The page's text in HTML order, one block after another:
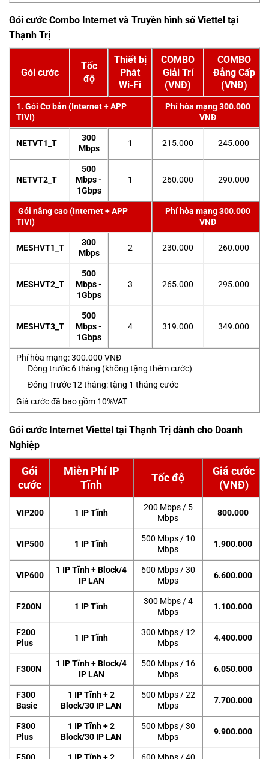
Gói cước Combo Internet và Truyền hình số Viettel tại
Thạnh Trị
Gói cước
Tốc
độ
Thiết bị
Phát
Wi-Fi
COMBO
Giải Trí
(VNĐ)
COMBO
Đẳng Cấp
(VNĐ)
1. Gói Cơ bản (Internet + APP
TIVI)
Phí hòa mạng 300.000
VNĐ
NETVT1_T
300
Mbps
1 215.000 245.000
NETVT2_T
500
Mbps -
1Gbps
1 260.000 290.000
Gói nâng cao (Internet + APP
TIVI)
Phí hòa mạng 300.000
VNĐ
MESHVT1_T
300
Mbps
2 230.000 260.000
MESHVT2_T
500
Mbps -
1Gbps
3 265.000 295.000
MESHVT3_T
500
Mbps -
1Gbps
4 319.000 349.000
Phí hòa mạng: 300.000 VNĐ
Đóng trước 6 tháng (không tặng thêm cước)
Đóng Trước 12 tháng: tặng 1 tháng cước
Giá cước đã bao gồm 10%VAT
Gói cước Internet Viettel tại Thạnh Trị dành cho Doanh
Nghiệp
Gói
cước
Miễn Phí IP
Tĩnh
Tốc độ
Giá cước
(VNĐ)
VIP200 1 IP Tĩnh
200 Mbps / 5
Mbps
800.000
VIP500 1 IP Tĩnh
500 Mbps / 10
Mbps
1.900.000
VIP600
1 IP Tĩnh + Block/4
IP LAN
600 Mbps / 30
Mbps
6.600.000
F200N 1 IP Tĩnh
300 Mbps / 4
Mbps
1.100.000
F200
Plus
1 IP Tĩnh
300 Mbps / 12
Mbps
4.400.000
F300N
1 IP Tĩnh + Block/4
IP LAN
500 Mbps / 16
Mbps
6.050.000
F300
Basic
1 IP Tĩnh + 2
Block/30 IP LAN
500 Mbps / 22
Mbps
7.700.000
F300
Plus
1 IP Tĩnh + 2
Block/30 IP LAN
500 Mbps / 30
Mbps
9.900.000